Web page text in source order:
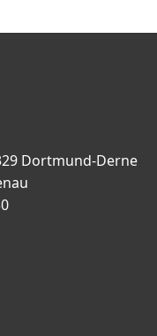
Dortmund-Derne